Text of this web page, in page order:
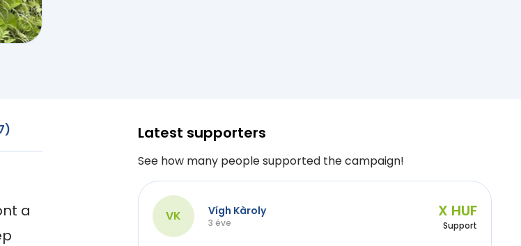
a
Latest supporters
See how many people supported the campaign!
VK Vígh Kàroly
3 éve
X HUF
Support